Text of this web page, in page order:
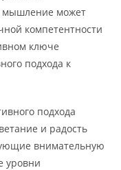
мышление может
компетентности
ключе
подхода к
подхода
и радость
внимательную
уровни